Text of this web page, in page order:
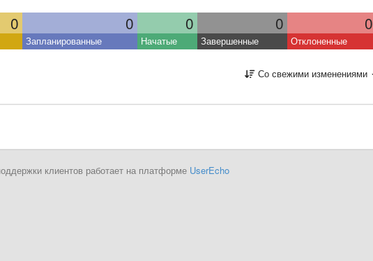
0 0 0 0 0
Запланированные Начатые Завершенные Отклоненные
Со свежими изменениями
клиентов работает на платформе UserEcho